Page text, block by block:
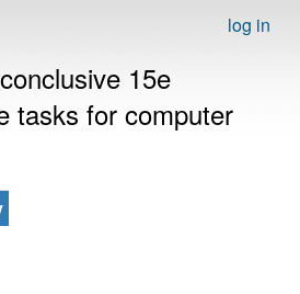
log in
15e
tasks for computer